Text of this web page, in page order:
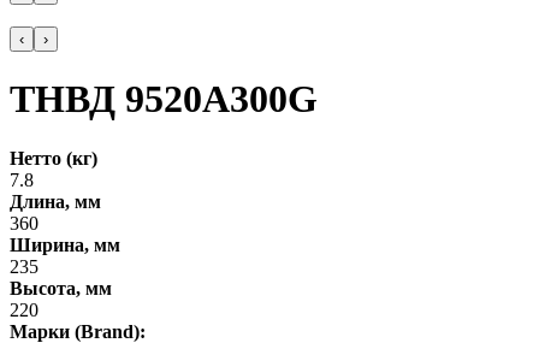
‹ ›
ТНВД 9520A300G
Нетто (кг)
7.8
Длина, мм
360
Ширина, мм
235
Высота, мм
220
Марки (Brand):